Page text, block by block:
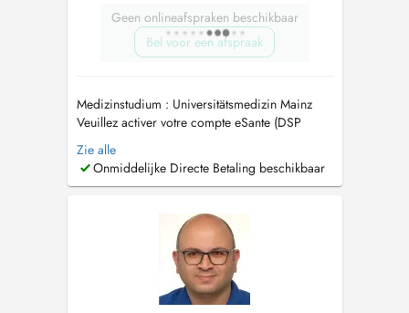
Geen onlineafspraken beschikbaar
Bel voor een afspraak
Medizinstudium : Universitätsmedizin Mainz
Veuillez activer votre compte eSante (DSP
Dossier partagé) Tout rendez-vous NON
RESPECTE OU NON ANNULE 24h l'AVANCE
sera FACTURE Termine, die nicht
Stunden im voraus abgesagt werden, sind
Zie alle
Onmiddelijke Directe Betaling beschikbaar